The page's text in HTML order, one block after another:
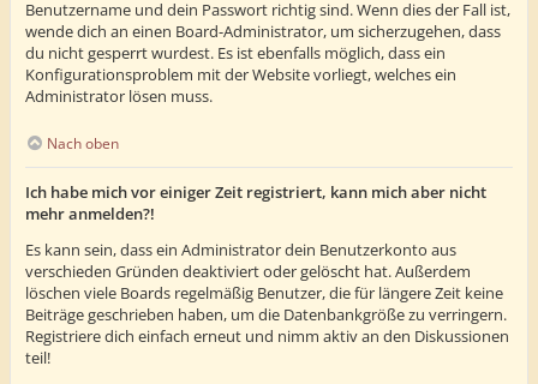
Benutzername und dein Passwort richtig sind. Wenn dies der Fall ist,
wende dich an einen Board-Administrator, um sicherzugehen, dass
du nicht gesperrt wurdest. Es ist ebenfalls möglich, dass ein
Konfigurationsproblem mit der Website vorliegt, welches ein
Administrator lösen muss.
Nach oben
Ich habe mich vor einiger Zeit registriert, kann mich aber nicht
mehr anmelden?!
Es kann sein, dass ein Administrator dein Benutzerkonto aus
verschieden Gründen deaktiviert oder gelöscht hat. Außerdem
löschen viele Boards regelmäßig Benutzer, die für längere Zeit keine
Beiträge geschrieben haben, um die Datenbankgröße zu verringern.
Registriere dich einfach erneut und nimm aktiv an den Diskussionen
teil!